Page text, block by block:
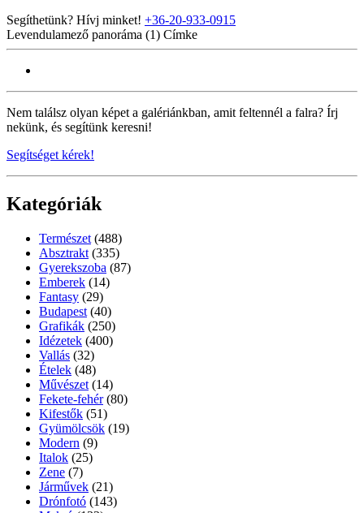
Segíthetünk? Hívj minket! +36-20-933-0915
Levendulamező panoráma (1) Címke
Nem találsz olyan képet a galériánkban, amit feltennél a falra? Írj
nekünk, és segítünk keresni!
Segítséget kérek!
Kategóriák
Természet (488)
Absztrakt (335)
Gyerekszoba (87)
Emberek (14)
Fantasy (29)
Budapest (40)
Grafikák (250)
Idézetek (400)
Vallás (32)
Ételek (48)
Művészet (14)
Fekete-fehér (80)
Kifestők (51)
Gyümölcsök (19)
Modern (9)
Italok (25)
Zene (7)
Járművek (21)
Drónfotó (143)